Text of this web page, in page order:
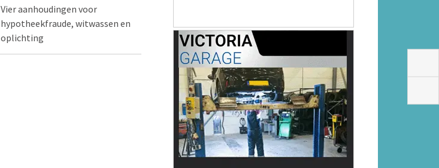
Vier aanhoudingen voor
hypotheekfraude, witwassen en
oplichting